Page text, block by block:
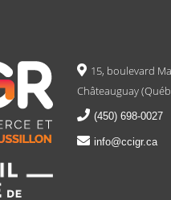
15, boulevard
Châteauguay
(450) 698-0027
info@ccigr.ca